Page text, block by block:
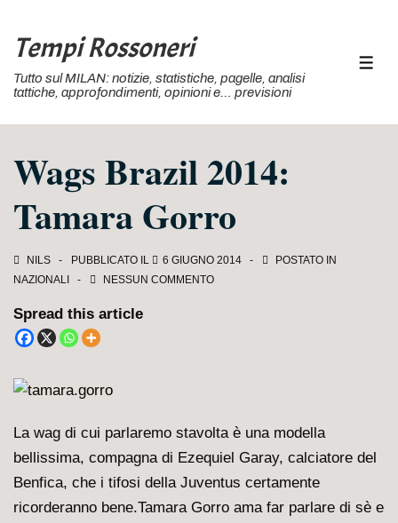
Vai
contenuto
Tempi Rossoneri
Tutto sul MILAN: notizie, statistiche, pagelle, analisi
tattiche, approfondimenti, opinioni e… previsioni
Wags Brazil 2014:
Tamara Gorro
NILS PUBBLICATO IL 6 GIUGNO 2014
POSTATO IN
NAZIONALI
NESSUN COMMENTO
Spread this article
La wag di cui parlaremo stavolta è una modella
bellissima, compagna di Ezequiel Garay, calciatore del
Benfica, che i tifosi della Juventus certamente
ricorderanno bene.Tamara Gorro ama far parlare di sè e